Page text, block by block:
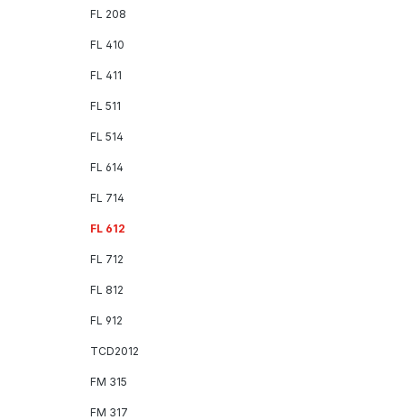
FL 208
FL 410
FL 411
FL 511
FL 514
FL 614
FL 714
FL 612
FL 712
FL 812
FL 912
TCD2012
FM 315
FM 317